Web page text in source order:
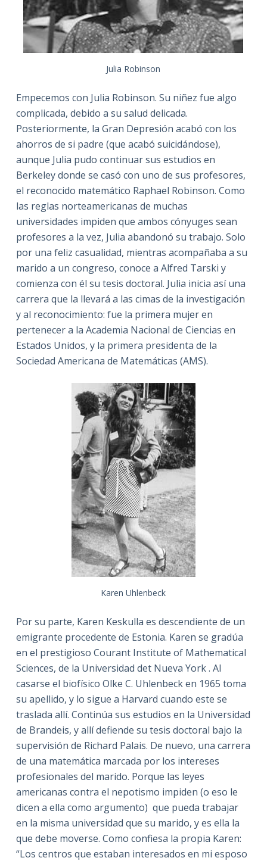
Julia Robinson
Empecemos con Julia Robinson. Su niñez fue algo
complicada, debido a su salud delicada.
Posteriormente, la Gran Depresión acabó con los
ahorros de si padre (que acabó suicidándose),
aunque Julia pudo continuar sus estudios en
Berkeley donde se casó con uno de sus profesores,
el reconocido matemático Raphael Robinson. Como
las reglas norteamericanas de muchas
universidades impiden que ambos cónyuges sean
profesores a la vez, Julia abandonó su trabajo. Solo
por una feliz casualidad, mientras acompañaba a su
marido a un congreso, conoce a Alfred Tarski y
comienza con él su tesis doctoral. Julia inicia así una
carrera que la llevará a las cimas de la investigación
y al reconocimiento: fue la primera mujer en
pertenecer a la Academia Nacional de Ciencias en
Estados Unidos, y la primera presidenta de la
Sociedad Americana de Matemáticas (AMS).
Karen Uhlenbeck
Por su parte, Karen Keskulla es descendiente de un
emigrante procedente de Estonia. Karen se gradúa
en el prestigioso Courant Institute of Mathematical
Sciences, de la Universidad det Nueva York . Al
casarse el biofísico Olke C. Uhlenbeck en 1965 toma
su apellido, y lo sigue a Harvard cuando este se
traslada allí. Continúa sus estudios en la Universidad
de Brandeis, y allí defiende su tesis doctoral bajo la
supervisión de Richard Palais. De nuevo, una carrera
de una matemática marcada por los intereses
profesionales del marido. Porque las leyes
americanas contra el nepotismo impiden (o eso le
dicen a ella como argumento) que pueda trabajar
en la misma universidad que su marido, y es ella la
que debe moverse. Como confiesa la propia Karen:
“Los centros que estaban interesados en mi esposo